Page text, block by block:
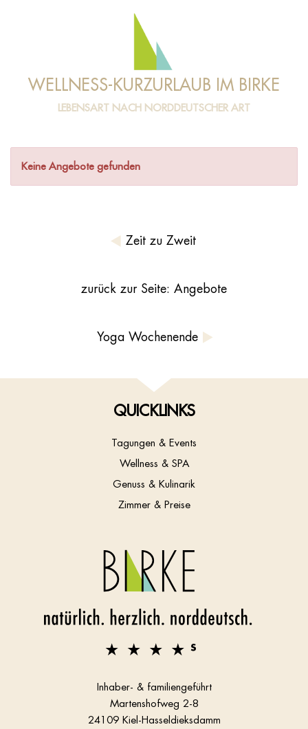
WELLNESS-KURZURLAUB IM BIRKE
LEBENSART NACH NORDDEUTSCHER ART
Keine Angebote gefunden
Zeit zu Zweit
zurück zur Seite: Angebote
Yoga Wochenende
QUICKLINKS
Tagungen & Events
Wellness & SPA
Genuss & Kulinarik
Zimmer & Preise
Inhaber- & familiengeführt
Martenshofweg 2-8
24109 Kiel-Hasseldieksdamm